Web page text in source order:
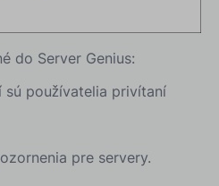
do Server Genius:
sú používatelia privítaní
pre servery.